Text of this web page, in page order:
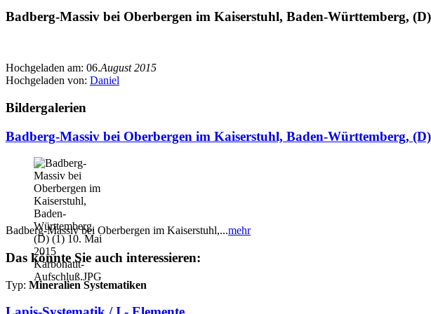
Badberg-Massiv bei Oberbergen im Kaiserstuhl, Baden-Württemberg,
Hochgeladen am: 06.August 2015
Hochgeladen von: Daniel
Bildergalerien
Badberg-Massiv bei Oberbergen im Kaiserstuhl, Baden-Württemberg,
Badberg-Massiv bei Oberbergen im Kaiserstuhl,...mehr
Das könnte Sie auch interessieren:
Typ: Mineralien Systematiken